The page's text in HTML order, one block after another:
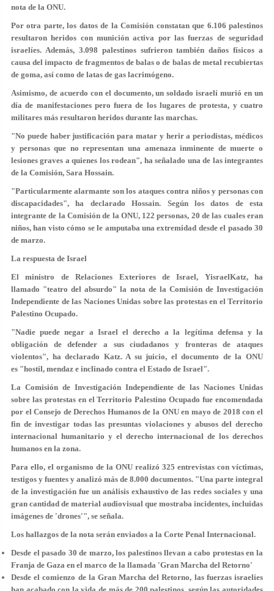
nota de la ONU.
Por otra parte, los datos de la Comisión constatan que 6.106 palestinos
resultaron heridos con munición activa por las fuerzas de seguridad
israelíes. Además, 3.098 palestinos sufrieron tambiéndaños físicos a
causa del impacto de fragmentos de balas o de balas de metal recubiertas
de goma, así como de latas de gas lacrimógeno.
Asimismo, de acuerdo con el documento, un soldado israelí murió en un
día de manifestaciones pero fuera de los lugares de protesta, y cuatro
militares más resultaron heridos durante las marchas.
"No puede haber justificación para matar y herir a periodistas, médicos
y personas que no representan una amenaza inminente de muerte o
lesiones graves a quienes los rodean", ha señalado una de las integrantes
de la Comisión, Sara Hossain.
"Particularmente alarmante son los ataques contra niños y personas con
discapacidades", ha declarado Hossain. Según los datos de esta
integrante de la Comisión de la ONU, 122 personas, 20 de las cuales eran
niños, han visto cómo se le amputaba una extremidad desde el pasado 30
de marzo.
La respuesta de Israel
El ministro de Relaciones Exteriores de Israel, YisraelKatz, ha
llamado "teatro del absurdo" la nota de la Comisión de Investigación
Independiente de las Naciones Unidas sobre las protestas en el Territorio
Palestino Ocupado.
"Nadie puede negar a Israel el derecho a la legítima defensa y la
obligación de defender a sus ciudadanos y fronteras de ataques
violentos", ha declarado Katz. A su juicio, el documento de la ONU
es "hostil, mendaz e inclinado contra el Estado de Israel".
La Comisión de Investigación Independiente de las Naciones Unidas
sobre las protestas en el Territorio Palestino Ocupado fue encomendada
por el Consejo de Derechos Humanos de la ONU en mayo de 2018 con el
fin de investigar todas las presuntas violaciones y abusos del derecho
internacional humanitario y el derecho internacional de los derechos
humanos en la zona.
Para ello, el organismo de la ONU realizó 325 entrevistas con víctimas,
testigos y fuentes y analizó más de 8.000 documentos. "Una parte integral
de la investigación fue un análisis exhaustivo de las redes sociales y una
gran cantidad de material audiovisual que mostraba incidentes, incluidas
imágenes de 'drones'", se señala.
Los hallazgos de la nota serán enviados a la Corte Penal Internacional.
Desde el pasado 30 de marzo, los palestinos llevan a cabo protestas en la
Franja de Gaza en el marco de la llamada 'Gran Marcha del Retorno'
Desde el comienzo de la Gran Marcha del Retorno, las fuerzas israelíes